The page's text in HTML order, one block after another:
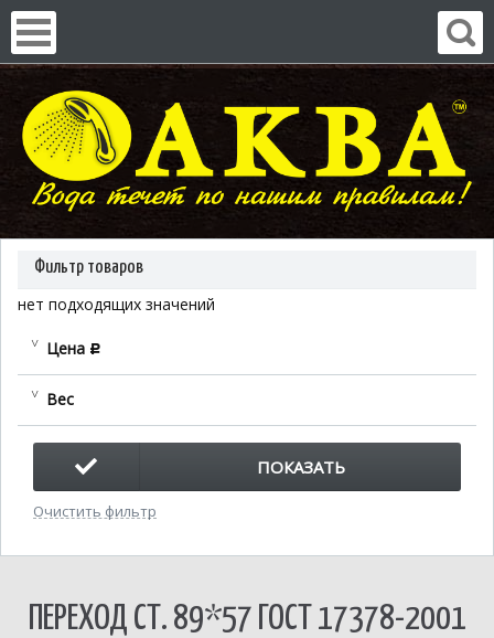
Фильтр товаров
нет подходящих значений
Цена c
Вес
ПОКАЗАТЬ
Очистить фильтр
ПЕРЕХОД СТ. 89*57 ГОСТ 17378-2001